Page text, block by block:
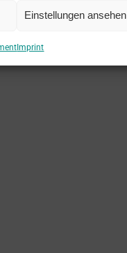
Einstellungen ansehen
Imprint